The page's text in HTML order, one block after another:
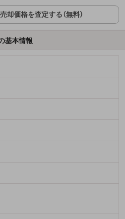
却価格を査定する（無料）
基本情報